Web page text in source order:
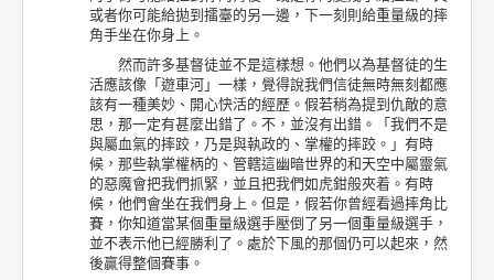
或者你可能給拋到擂臺的另一邊，下一刻則給重量級的摔
角手坐在你身上。
然而許多基督徒並不是這樣想。他們以為基督徒的生
活應該像「遊車河」一樣，覺得說我們信徒無時無刻都應
該有一種美妙、開心快活的經歷。假若稍為提到仇敵的意
思，那一定有甚麼出錯了。不，並沒有出錯。「我們不是
與屬血氣的摔跤，乃是與執政的、掌權的摔跤。」有時
候，那些執掌權柄的、管轄這幽暗世界的和天空中屬靈氣
的惡魔會把我們抓緊，並且把我們如虎鉗般夾着。有時
候，他們會坐在我們身上。但是，假若你曾經看過摔角比
賽，你知道當某個重量級選手壓倒了另一個重量級選手，
並不表示他已經勝利了。處於下風的那個仍可以起來，然
後贏得整個賽事。